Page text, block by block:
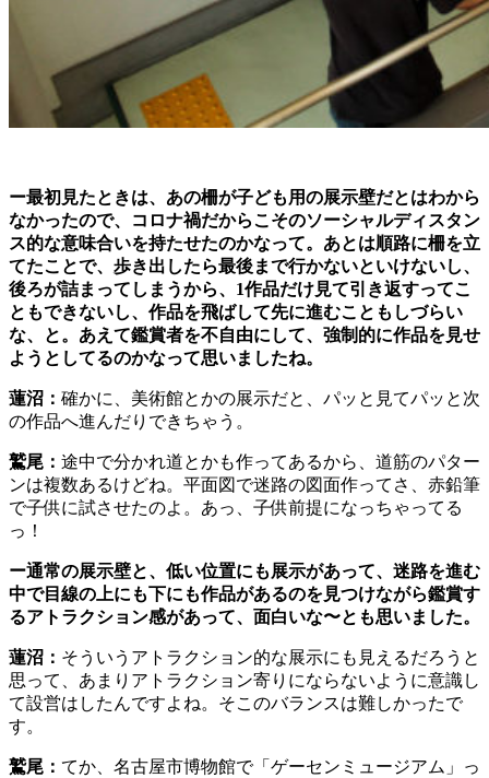
ー最初見たときは、あの柵が子ども用の展示壁だとはわから
なかったので、コロナ禍だからこそのソーシャルディスタン
ス的な意味合いを持たせたのかなって。あとは順路に柵を立
てたことで、歩き出したら最後まで行かないといけないし、
後ろが詰まってしまうから、1作品だけ見て引き返すってこ
ともできないし、作品を飛ばして先に進むこともしづらい
な、と。あえて鑑賞者を不自由にして、強制的に作品を見せ
ようとしてるのかなって思いましたね。
蓮沼： 確かに、美術館とかの展示だと、パッと見てパッと次
の作品へ進んだりできちゃう。
鷲尾： 途中で分かれ道とかも作ってあるから、道筋のパター
ンは複数あるけどね。平面図で迷路の図面作ってさ、赤鉛筆
で子供に試させたのよ。あっ、子供前提になっちゃってる
っ！
ー通常の展示壁と、低い位置にも展示があって、迷路を進む
中で目線の上にも下にも作品があるのを見つけながら鑑賞す
るアトラクション感があって、面白いな〜とも思いました。
蓮沼： そういうアトラクション的な展示にも見えるだろうと
思って、あまりアトラクション寄りにならないように意識し
て設営はしたんですよね。そこのバランスは難しかったで
す。
鷲尾： てか、名古屋市博物館で「ゲーセンミュージアム」っ